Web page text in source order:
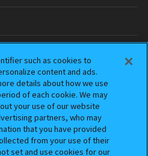
such as cookies to
content and ads.
details about how we use
of each cookie. We may
your use of our website
partners, who may
that you have provided
from your use of their
set and use cookies for our